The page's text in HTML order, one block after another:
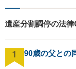
遺産分割調停の法
1 90歳の父との